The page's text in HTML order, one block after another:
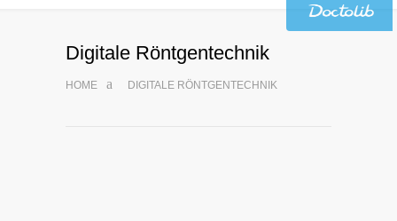
Digitale Röntgentechnik
HOME DIGITALE RÖNTGENTECHNIK